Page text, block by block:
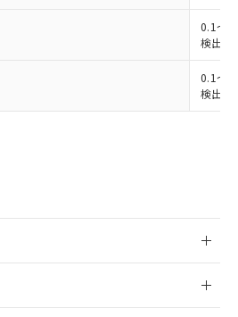
0.1～
検出最
0.1～
検出最